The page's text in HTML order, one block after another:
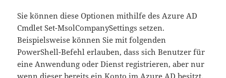
Sie können diese Optionen mithilfe des Azure AD
Cmdlet Set-MsolCompanySettings setzen.
Beispielsweise können Sie mit folgenden
PowerShell-Befehl erlauben, dass sich Benutzer für
eine Anwendung oder Dienst registrieren, aber nur